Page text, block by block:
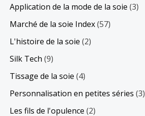
Application de la mode de la soie (3)
Marché de la soie Index(57)
L'histoire de la soie (2)
Silk Tech (9)
Tissage de la soie (4)
Personnalisation en petites séries (3)
Les fils de l'opulence (2)